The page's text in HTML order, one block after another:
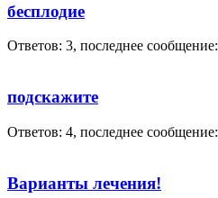
бесплодие
Ответов: 3, последнее сообщение:
подскажите
Ответов: 4, последнее сообщение:
Варианты лечения!